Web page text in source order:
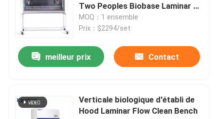
Chambre climatique
Cabinet de circulation d'air laminaire
Four sécheur sous vide
Two Peoples Biobase Laminar du
flux d'air 220V
MOQ：1 ensemble
Prix：$2294/set
meilleur prix Contact
Verticale biologique d'établi de
Hood Laminar Flow Clean Bench